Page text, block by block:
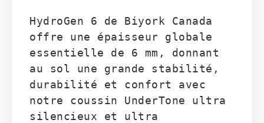
HydroGen 6 de Biyork Canada
offre une épaisseur globale
essentielle de 6 mm, donnant
au sol une grande stabilité,
durabilité et confort avec
notre coussin UnderTone ultra
silencieux et ultra